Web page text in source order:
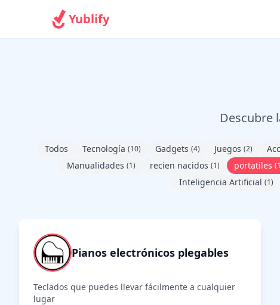
Yublify
Descubre
Todos Tecnología (10) Gadgets (4) Juegos (2)
Manualidades (1) recien nacidos (1) portatiles
Inteligencia Artificial (1)
Pianos electrónicos plegables
Teclados que puedes llevar fácilmente a cualquier
lugar